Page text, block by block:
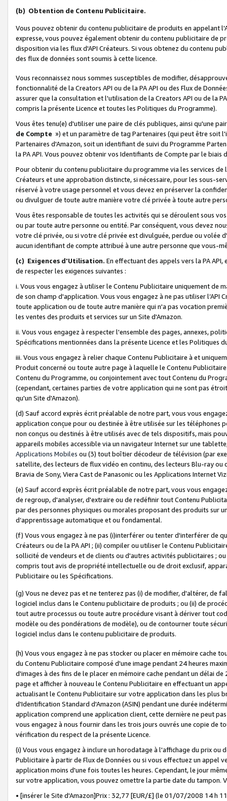
(b) Obtention de Contenu Publicitaire.
Vous pouvez obtenir du contenu publicitaire de produits en appelant
expresse, vous pouvez également obtenir du contenu publicitaire de
disposition via les flux d'API Créateurs. Si vous obtenez du contenu
des flux de données sont soumis à cette licence.
Vous reconnaissez nous sommes susceptibles de modifier,
fonctionnalité de la Creators API ou de la PA API ou des Flux de
assurer que la consultation et l'utilisation de la Creators API ou de la
compris la présente Licence et toutes les Politiques du Programme).
Vous êtes tenu(e) d'utiliser une paire de clés publiques, ainsi qu'une
de Compte ») et un paramètre de tag Partenaires (qui peut être soit
Partenaires d'Amazon, soit un identifiant de suivi du Programme
la PA API. Vous pouvez obtenir vos Identifiants de Compte par le biais
Pour obtenir du contenu publicitaire du programme via les services
Créateurs et une approbation distincte, si nécessaire, pour les sous-
réservé à votre usage personnel et vous devez en préserver la
ou divulguer de toute autre manière votre clé privée à toute autre
Vous êtes responsable de toutes les activités qui se déroulent sous
ou par toute autre personne ou entité. Par conséquent, vous devez
votre clé privée, ou si votre clé privée est divulguée, perdue ou volée
aucun identifiant de compte attribué à une autre personne que vous-
(c) Exigences d'Utilisation. En effectuant des appels vers la PA
de respecter les exigences suivantes :
i. Vous vous engagez à utiliser le Contenu Publicitaire uniquement de
de son champ d'application. Vous vous engagez à ne pas utiliser l’API
toute application ou de toute autre manière qui n'a pas vocation
les ventes des produits et services sur un Site d'Amazon.
ii. Vous vous engagez à respecter l'ensemble des pages, annexes,
Spécifications mentionnées dans la présente Licence et les Politiques
iii. Vous vous engagez à relier chaque Contenu Publicitaire à et
Produit concerné ou toute autre page à laquelle le Contenu
Contenu du Programme, ou conjointement avec tout Contenu du
(cependant, certaines parties de votre application qui ne sont pas
qu'un Site d'Amazon).
(d) Sauf accord exprès écrit préalable de notre part, vous vous
application conçue pour ou destinée à être utilisée sur les téléphones
non conçus ou destinés à être utilisés avec de tels dispositifs, mais
appareils mobiles accessible via un navigateur Internet sur une
Applications Mobiles ou (3) tout boîtier décodeur de télévision (par
satellite, des lecteurs de flux vidéo en continu, des lecteurs Blu-ray
Bravia de Sony, Viera Cast de Panasonic ou les Applications Internet
(e) Sauf accord exprès écrit préalable de notre part, vous vous
de regroup, d'analyser, d'extraire ou de redéfinir tout Contenu
par des personnes physiques ou morales proposant des produits sur
d’apprentissage automatique et ou fondamental.
(f) Vous vous engagez à ne pas (i)interférer ou tenter d'interférer de
Créateurs ou de la PA API ; (ii) compiler ou utiliser le Contenu
sollicité de vendeurs et de clients ou d'autres activités publicitaires ;
compris tout avis de propriété intellectuelle ou de droit exclusif,
Publicitaire ou les Spécifications.
(g) Vous ne devez pas et ne tenterez pas (i) de modifier, d'altérer, de
logiciel inclus dans le Contenu publicitaire de produits ; ou (ii) de
tout autre processus ou toute autre procédure visant à dériver tout
modèle ou des pondérations de modèle), ou de contourner toute
logiciel inclus dans le contenu publicitaire de produits.
(h) Vous vous engagez à ne pas stocker ou placer en mémoire cache
du Contenu Publicitaire composé d'une image pendant 24 heures
d'images à des fins de le placer en mémoire cache pendant un délai
page et afficher à nouveau le Contenu Publicitaire en effectuant un
actualisant le Contenu Publicitaire sur votre application dans les plus
d'Identification Standard d'Amazon (ASIN) pendant une durée
application comprend une application client, cette dernière ne peut
vous engagez à nous fournir dans les trois jours ouvrés une copie de
vérification du respect de la présente Licence.
(i) Vous vous engagez à inclure un horodatage à l'affichage du prix
Publicitaire à partir de Flux de Données ou si vous effectuez un appel
application moins d'une fois toutes les heures. Cependant, le jour
sur votre application, vous pouvez omettre la partie date du tampon.
• [insérer le Site d'Amazon]Prix : 32,77 [EUR/£] (le 01/07/2008 14 h